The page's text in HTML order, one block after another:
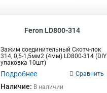
Feron LD800-314
Зажим соединительный Скотч-лок
314, 0,5-1,5мм2 (4мм) LD800-314 (DIY
упаковка 10шт)
Подробнее Сравнить
Наличие: В наличии